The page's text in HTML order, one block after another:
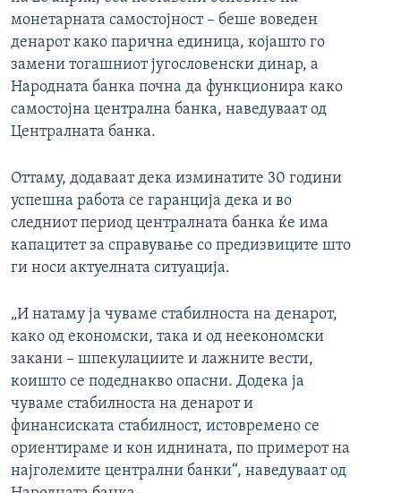
монетарната самостојност – беше воведен
денарот како парична единица, којашто го
замени тогашниот југословенски динар, а
Народната банка почна да функционира како
самостојна централна банка, наведуваат од
Централната банка.
Оттаму, додаваат дека изминатите 30 години
успешна работа се гаранција дека и во
следниот период централната банка ќе има
капацитет за справување со предизвиците што
ги носи актуелната ситуација.
„И натаму ја чуваме стабилноста на денарот,
како од економски, така и од неекономски
закани – шпекулациите и лажните вести,
коишто се подеднакво опасни. Додека ја
чуваме стабилноста на денарот и
финансиската стабилност, истовремено се
ориентираме и кон иднината, по примерот на
најголемите централни банки“, наведуваат од